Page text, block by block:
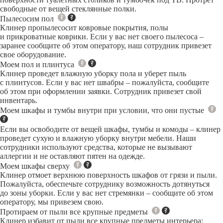
свободные от вещей стеклянные полки.
Пылесосим пол
Клинер пропылесосит ковровые покрытия, полы
и прикроватные коврики. Если у вас нет своего пылесоса –
заранее сообщите об этом оператору, наш сотрудник привезет
свое оборудование.
Моем пол и плинтуса
Клинер проведет влажную уборку пола и уберет пыль
с плинтусов. Если у вас нет швабры – пожалуйста, сообщите
об этом при оформлении заявки. Сотрудник привезет свой
инвентарь.
Моем шкафы и тумбы внутри при условии, что они пустые
Если вы освободите от вещей шкафы, тумбы и комоды – клинер
проведет сухую и влажную уборку внутри мебели. Наши
сотрудники используют средства, которые не вызывают
аллергии и не оставляют пятен на одежде.
Моем шкафы сверху
Клинер отмоет верхнюю поверхность шкафов от грязи и пыли.
Пожалуйста, обеспечьте сотруднику возможность дотянуться
до зоны уборки. Если у вас нет стремянки – сообщите об этом
оператору, мы привезем свою.
Протираем от пыли все крупные предметы
Клинер избавит от пыли все крупные предметы интерьера: